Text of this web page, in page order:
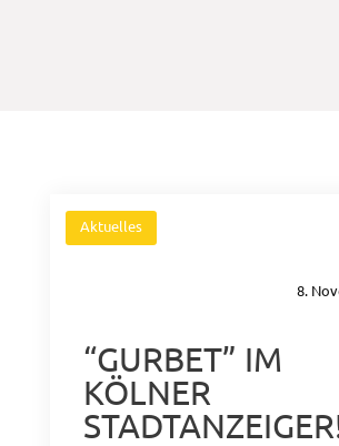
Aktuelles
8.
“GURBET” IM
KÖLNER